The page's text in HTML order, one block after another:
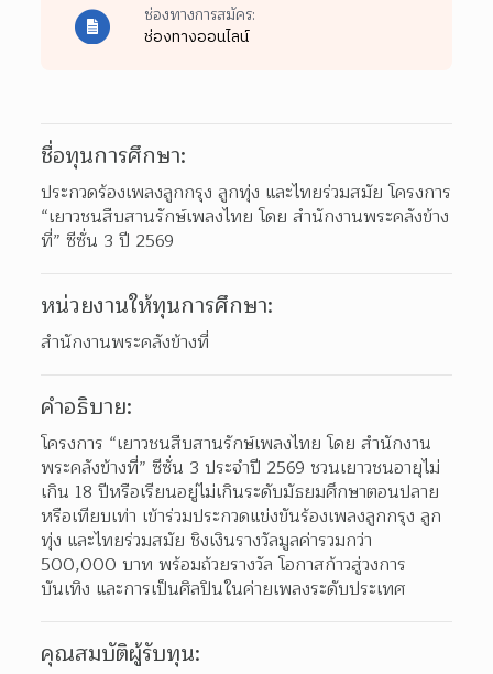
ช่องทางการสมัคร:
ช่องทางออนไลน์
ชื่อทุนการศึกษา:
ประกวดร้องเพลงลูกกรุง ลูกทุ่ง และไทยร่วมสมัย โครงการ
“เยาวชนสืบสานรักษ์เพลงไทย โดย สำนักงานพระคลังข้าง
ที่” ซีซั่น 3 ปี 2569
หน่วยงานให้ทุนการศึกษา:
สำนักงานพระคลังข้างที่
คำอธิบาย:
โครงการ “เยาวชนสืบสานรักษ์เพลงไทย โดย สำนักงาน
พระคลังข้างที่” ซีซั่น 3 ประจำปี 2569 ชวนเยาวชนอายุไม่
เกิน 18 ปีหรือเรียนอยู่ไม่เกินระดับมัธยมศึกษาตอนปลาย
หรือเทียบเท่า เข้าร่วมประกวดแข่งขันร้องเพลงลูกกรุง ลูก
ทุ่ง และไทยร่วมสมัย ชิงเงินรางวัลมูลค่ารวมกว่า
500,000 บาท พร้อมถ้วยรางวัล โอกาสก้าวสู่วงการ
บันเทิง และการเป็นศิลปินในค่ายเพลงระดับประเทศ
คุณสมบัติผู้รับทุน: